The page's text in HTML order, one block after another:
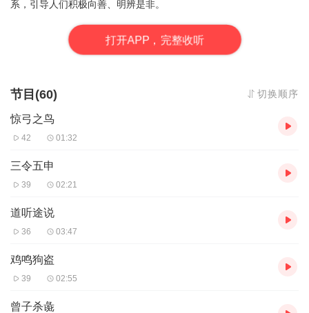
系，引导人们积极向善、明辨是非。
打开APP，完整收听
节目(60) 切换顺序
惊弓之鸟
42 01:32
三令五申
39 02:21
道听途说
36 03:47
鸡鸣狗盗
39 02:55
曾子杀彘